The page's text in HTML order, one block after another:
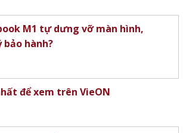
M1 tự dưng vỡ màn hình,
bảo hành?
để xem trên VieON